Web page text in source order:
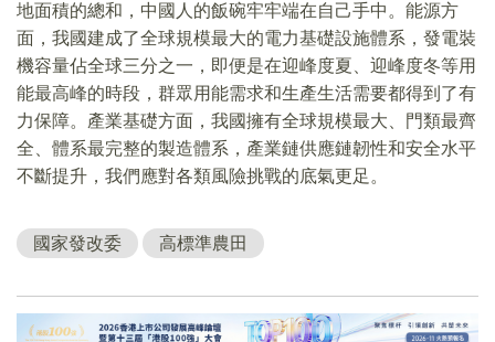
地面積的總和，中國人的飯碗牢牢端在自己手中。能源方
面，我國建成了全球規模最大的電力基礎設施體系，發電裝
機容量佔全球三分之一，即便是在迎峰度夏、迎峰度冬等用
能最高峰的時段，群眾用能需求和生產生活需要都得到了有
力保障。產業基礎方面，我國擁有全球規模最大、門類最齊
全、體系最完整的製造體系，產業鏈供應鏈韌性和安全水平
不斷提升，我們應對各類風險挑戰的底氣更足。
國家發改委 高標準農田